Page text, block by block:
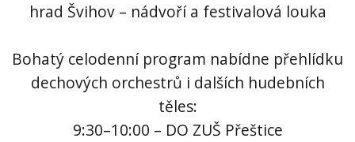
hrad Švihov – nádvoří a festivalová louka
Bohatý celodenní program nabídne přehlídku
dechových orchestrů i dalších hudebních
těles:
9:30–10:00 – DO ZUŠ Přeštice